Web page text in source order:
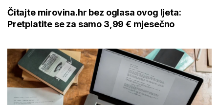
Čitajte mirovina.hr bez oglasa ovog ljeta:
Pretplatite se za samo 3,99 € mjesečno